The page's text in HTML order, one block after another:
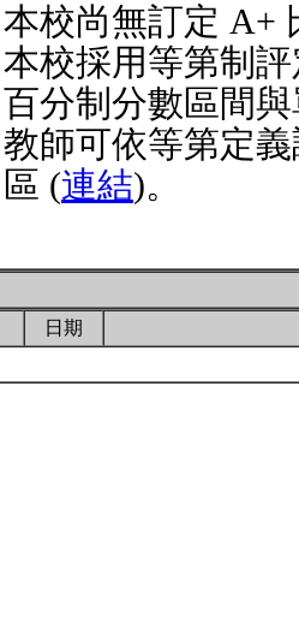
本校尚無訂定 A+
本校採用等第制
百分制分數區間
教師可依等第定
區 (連結)。
日期